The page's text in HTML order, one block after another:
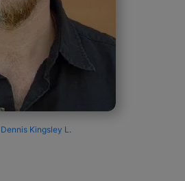
Dennis Kingsley L.